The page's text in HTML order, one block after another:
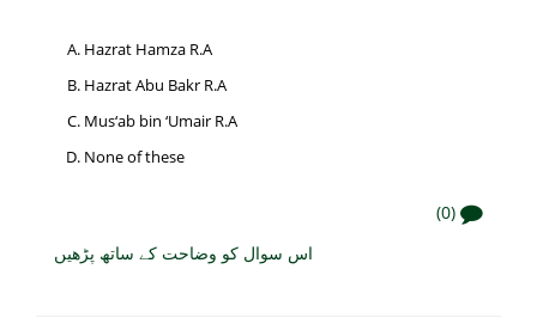
Hazrat Hamza R.A
Hazrat Abu Bakr R.A
Mus‘ab bin ‘Umair R.A
None of these
(0)
اس سوال کو وضاحت کے ساتھ پڑھیں